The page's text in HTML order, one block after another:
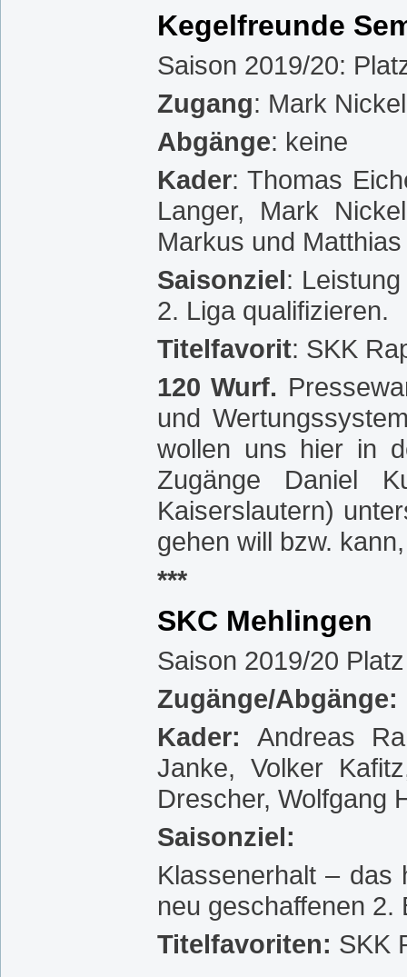
Kegelfreunde
Saison 2019/20:
Zugang: Mark
Abgänge: keine
Kader: Thomas
Langer, Mark
Markus und
Saisonziel:
2. Liga qualifizieren.
Titelfavorit: SKK
120 Wurf.
und
wollen uns hier in
Zugänge Daniel
Kaiserslautern)
gehen will bzw.
***
SKC Mehlingen
Saison 2019/20
Zugänge/Abgänge:
Kader: Andreas
Janke, Volker
Drescher, Wolfgang
Saisonziel:
Klassenerhalt – das
neu geschaffenen 2.
Titelfavoriten: SKK